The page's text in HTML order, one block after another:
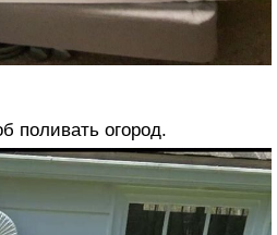
поливать огород.